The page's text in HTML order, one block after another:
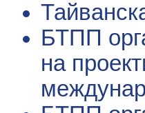
БТПП
на